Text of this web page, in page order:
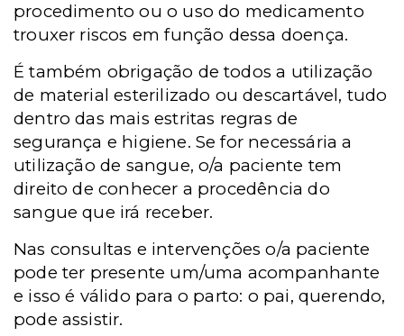
procedimento ou o uso do medicamento
trouxer riscos em função dessa doença.
É também obrigação de todos a utilização
de material esterilizado ou descartável, tudo
dentro das mais estritas regras de
segurança e higiene. Se for necessária a
utilização de sangue, o/a paciente tem
direito de conhecer a procedência do
sangue que irá receber.
Nas consultas e intervenções o/a paciente
pode ter presente um/uma acompanhante
e isso é válido para o parto: o pai, querendo,
pode assistir.